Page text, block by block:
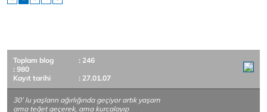
Toplam blog
: 246
: 980
Kayıt tarihi
: 27.01.07
30’ lu yaşların ağırlığında geçiyor artık yaşam
ama teğet geçerek, ama kurcalayıp